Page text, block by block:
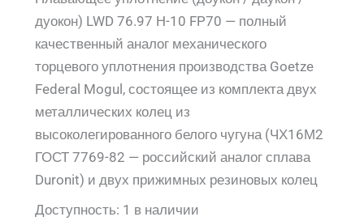
дуокон) LWD 76.97 H-10 FP70 — полный
качественный аналог механического
торцевого уплотнения производства Goetze
Federal Mogul, состоящее из комплекта двух
металлических колец из
высоколегированного белого чугуна (ЧХ16М2
ГОСТ 7769-82 — российский аналог сплава
Duronit) и двух прижимных резиновых колец
Доступность: 1 в наличии